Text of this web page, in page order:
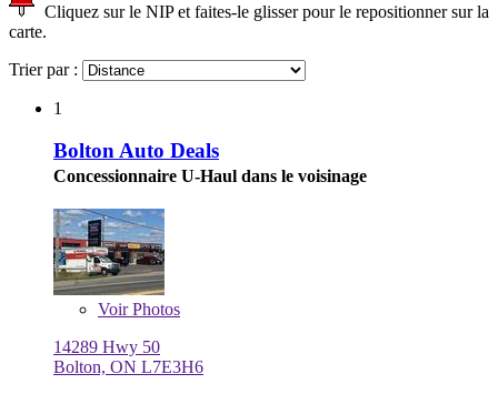
Cliquez sur le NIP et faites-le glisser pour le repositionner sur la
carte.
Trier par :
1
Bolton Auto Deals
Concessionnaire U-Haul dans le voisinage
VoirPhotos
14289 Hwy 50
Bolton, ON L7E3H6